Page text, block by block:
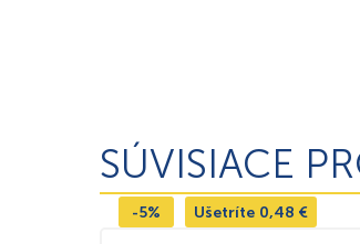
SÚVISIACE
-5% Ušetríte 0,48 €